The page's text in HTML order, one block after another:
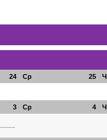
24 25
Ср
3 4
Ср